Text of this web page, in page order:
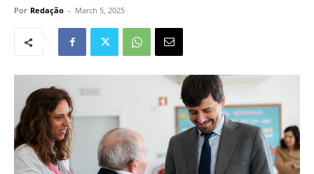
Por Redação - March 5, 2025